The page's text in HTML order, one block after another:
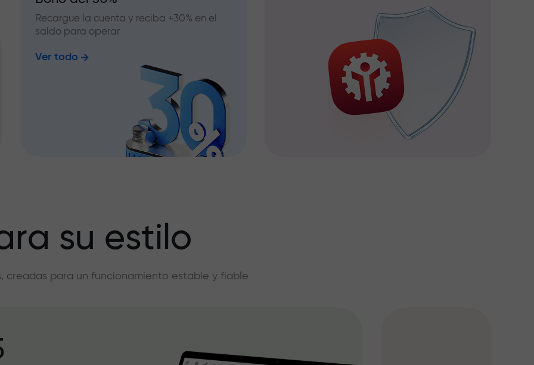
Recargue la cuenta y reciba +30% en el
saldo para operar
Ver todo
su estilo
creadas para un funcionamiento estable y fiable